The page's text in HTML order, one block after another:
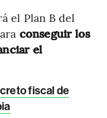
el Plan B del
conseguir los
el
fiscal de